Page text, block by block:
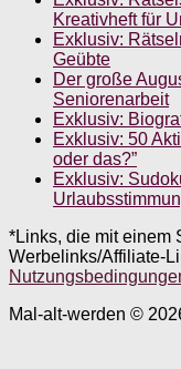
Kreativheft für
Exklusiv:
Geübte
Der große
Seniorenarbeit
Exklusiv:
Exklusiv: 50
oder das?”
Exklusiv:
*Links, die mit einem
Werbelinks/Affiliate-
Mal-alt-werden ©